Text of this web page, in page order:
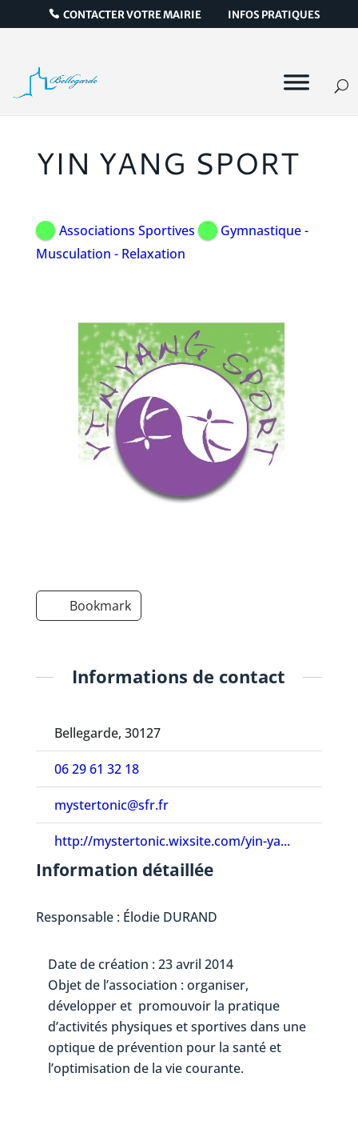
CONTACTER VOTRE MAIRIE INFOS PRATIQUES
YIN YANG SPORT
Associations Sportives
Gymnastique -
Musculation - Relaxation
Bookmark
Informations de contact
Bellegarde, 30127
06 29 61 32 18
mystertonic@sfr.fr
http://mystertonic.wixsite.com/yin-ya...
Information détaillée
Responsable : Élodie DURAND
Date de création : 23 avril 2014
Objet de l’association : organiser,
développer et promouvoir la pratique
d’activités physiques et sportives dans une
optique de prévention pour la santé et
l’optimisation de la vie courante.